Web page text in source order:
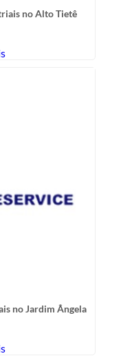
no Alto Tietê
no Jardim Ângela